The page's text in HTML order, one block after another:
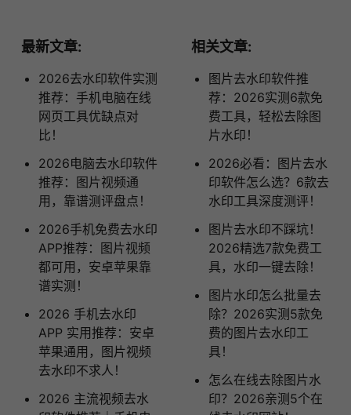
最新文章:
2026去水印软件实测
推荐：手机电脑在线
网页工具优缺点对
比！
2026电脑去水印软件
推荐：图片视频通
用，靠谱测评盘点！
2026手机免费去水印
APP推荐：图片视频
都可用，安卓苹果靠
谱实测！
2026 手机去水印
APP 实用推荐：安卓
苹果通用，图片视频
去水印不求人！
2026 主流视频去水
相关文章:
图片去水印软件推
荐：2026实测6款免
费工具，轻松去除图
片水印！
2026必看：图片去水
印软件怎么选？6款去
水印工具深度测评！
图片去水印不踩坑！
2026精选7款免费工
具，水印一键去除！
图片水印怎么批量去
除？2026实测5款免
费的图片去水印工
具！
怎么在线去除图片水
印？2026亲测5个在